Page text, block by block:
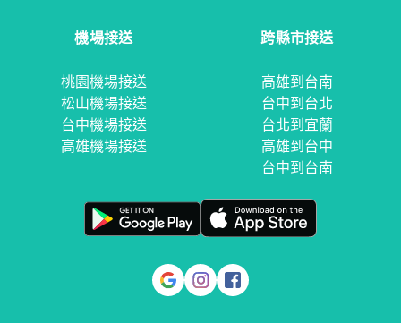
機場接送
桃園機場接送
松山機場接送
台中機場接送
高雄機場接送
跨縣市接送
高雄到台南
台中到台北
台北到宜蘭
高雄到台中
台中到台南